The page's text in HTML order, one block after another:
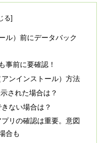
ル）前にデータバック
事前に要確認！
ンインストール）方法
された場合は？
ない場合は？
リの確認は重要。意図
合も